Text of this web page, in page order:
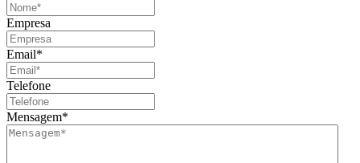
Empresa
Email*
Telefone
Mensagem*